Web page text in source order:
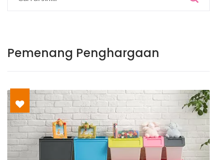
Pemenang Penghargaan